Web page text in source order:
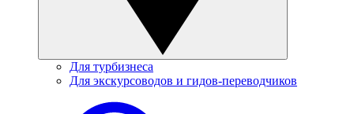
Для турбизнеса
Для экскурсоводов и гидов-переводчиков